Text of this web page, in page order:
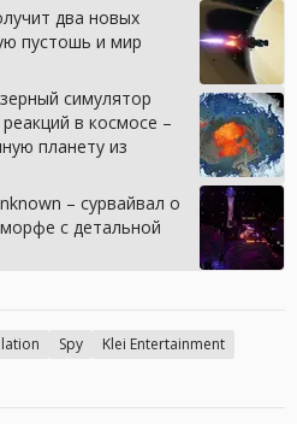
два новых
пустошь и мир
симулятор
в космосе –
планету из
– сурвайвал о
с детальной
Spy
Klei Entertainment